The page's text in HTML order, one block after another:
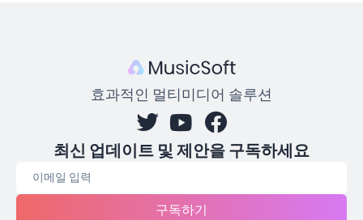
효과적인 멀티미디어 솔루션
최신 업데이트 및 제안을 구독하세요
구독하기